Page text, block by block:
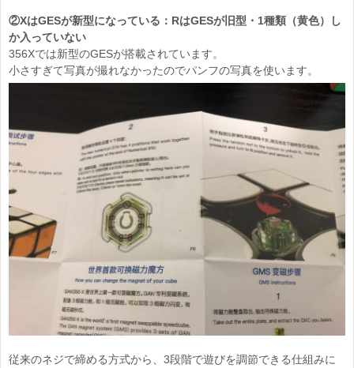
②XはGESが新型になっている：RはGESが旧型・1種類（黄色）し
か入っていない
356Xでは新型のGESが搭載されています。
小さすぎて写真が撮れなかったのでパンフの写真を使います。
従来のネジで締める方式から、3段階で遊びを調節できる仕組みに